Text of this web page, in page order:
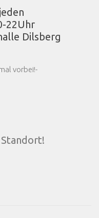
22Uhr
Dilsberg
vorbei!-